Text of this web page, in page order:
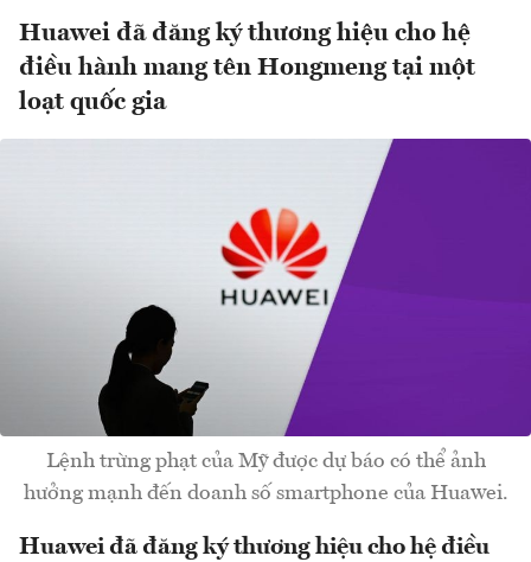
Huawei đã đăng ký thương hiệu cho hệ
điều hành mang tên Hongmeng tại một
loạt quốc gia
Lệnh trừng phạt của Mỹ được dự báo có thể ảnh
hưởng mạnh đến doanh số smartphone của Huawei.
Huawei đã đăng ký thương hiệu cho hệ điều